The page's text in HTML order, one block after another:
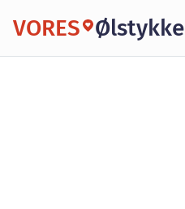
VORES Ølstykke